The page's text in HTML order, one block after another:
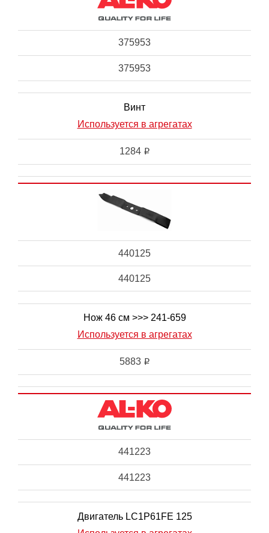
375953
375953
Винт
Используется в агрегатах
1284 i
440125
440125
Нож 46 см >>> 241-659
Используется в агрегатах
5883 i
441223
441223
Двигатель LC1P61FE 125